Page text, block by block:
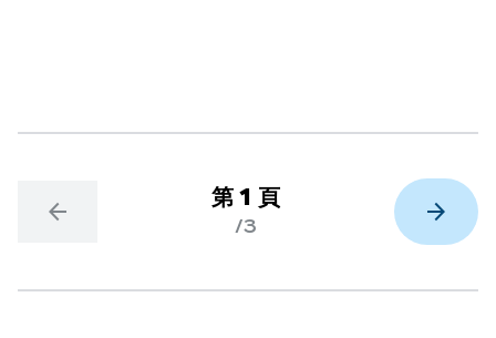
arrow_back 第 1 頁
/3 arrow_forward